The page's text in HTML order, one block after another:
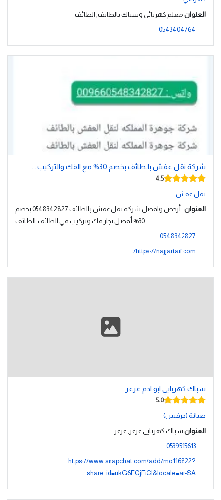
العنوان معلم كهربائي وسباك بالطايف, الطائف
0543404764
شركة نقل عفش بالطائف بخصم 30% مع الفك والتركيب ...
4.5
نقل عفش
العنوان
أرخص وافضل شركة نقل عفش بالطائف 0548342827 بخصم
30% أفضل نجار فك وتركيب في الطائف, الطائف
0548342827
https://najjartaif.com/
سباك كهربايي ابو ادم عرعر
5.0
صيانة (حرفيين)
العنوان سباك كهربايى عرعر, عرعر
0539515613
https://www.snapchat.com/add/mo116822?
share_id=ukG6FCjEiCI&locale=ar-SA